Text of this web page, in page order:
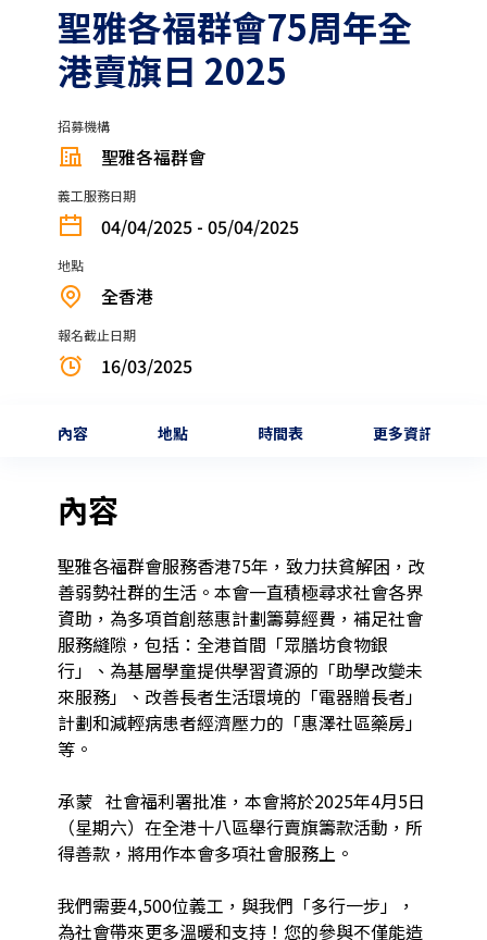
聖雅各福群會75周年全
港賣旗日 2025
招募機構
聖雅各福群會
義工服務日期
04/04/2025 - 05/04/2025
地點
全香港
報名截止日期
16/03/2025
內容 地點 時間表 更多資訊
內容
聖雅各福群會服務香港75年，致力扶貧解困，改
善弱勢社群的生活。本會一直積極尋求社會各界
資助，為多項首創慈惠計劃籌募經費，補足社會
服務縫隙，包括：全港首間「眾膳坊食物銀
行」、為基層學童提供學習資源的「助學改變未
來服務」、改善長者生活環境的「電器贈長者」
計劃和減輕病患者經濟壓力的「惠澤社區藥房」
等。
承蒙   社會福利署批准，本會將於2025年4月5日
（星期六）在全港十八區舉行賣旗籌款活動，所
得善款，將用作本會多項社會服務上。
我們需要4,500位義工，與我們「多行一步」，
為社會帶來更多溫暖和支持！您的參與不僅能造